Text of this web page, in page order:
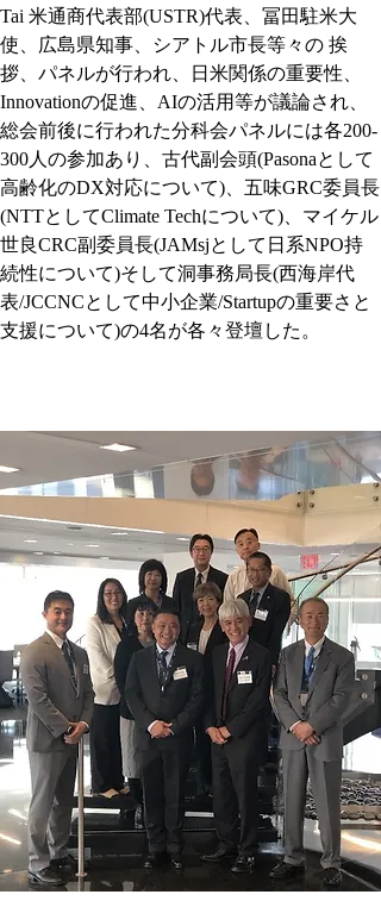
Tai 米通商代表部(USTR)代表、冨田駐米大
使、広島県知事、シアトル市長等々の 挨
拶、パネルが行われ、日米関係の重要性、
Innovationの促進、AIの活用等が議論され、
総会前後に行われた分科会パネルには各200-
300人の参加あり、古代副会頭(Pasonaとして
高齢化のDX対応について)、五味GRC委員長
(NTTとしてClimate Techについて)、マイケル
世良CRC副委員長(JAMsjとして日系NPO持
続性について)そして洞事務局長(西海岸代
表/JCCNCとして中小企業/Startupの重要さと
支援について)の4名が各々登壇した。